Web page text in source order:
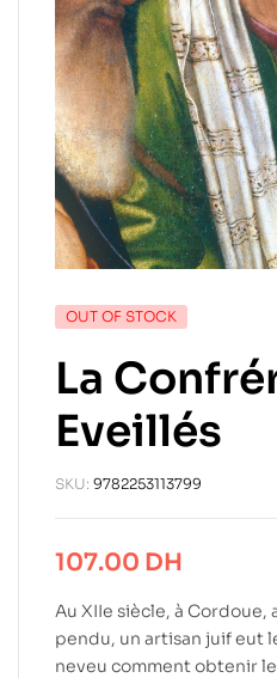
OUT OF STOCK
La
Eveillés
SKU: 9782253113799
107.00 DH
Au XIIe siècle, à
pendu, un artisan juif eut
neveu comment obtenir